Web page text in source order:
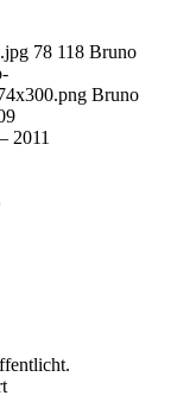
78 118 Bruno
Bruno
2011